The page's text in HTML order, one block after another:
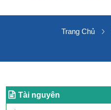
Trang Chủ
Tài nguyên